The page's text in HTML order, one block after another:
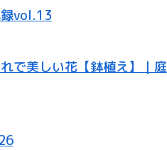
録vol.13
で美しい花【鉢植え】｜庭